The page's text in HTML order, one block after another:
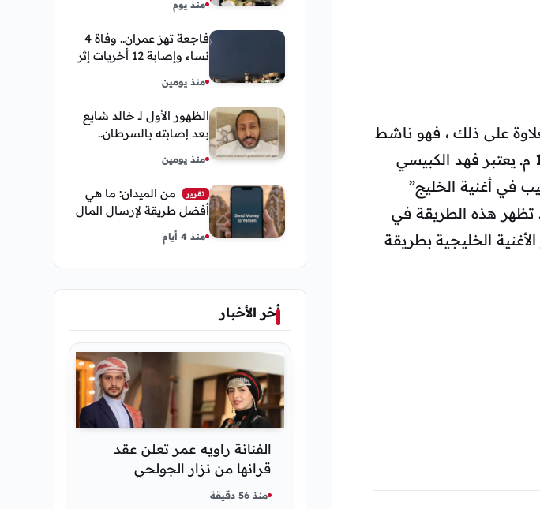
على ذلك ، فهو ناشط
اجتماعي وعارض أزياء قطري. ولد في الثاني عشر من أبريل عام 1981 م. يعتبر فهد الكبيسي
في أغنية الخليج”
تظهر هذه الطريقة في
الخليجية بطريقة
مناصبه
منذ يوم
فاجعة تهز عمران.. وفاة 4
نساء وإصابة 12 أخريات إثر
اجتماعية
منذ يومين
الظهور الأول لـ خالد شايع
بعد إصابته بالسرطان..
رحلة العلاج
منذ يومين
تقرير
من الميدان: ما هي
أفضل طريقة لإرسال المال
إلى اليمن من السعودية
وأمريكا
منذ 4 أيام
أخر الأخبار
الفنانة راويه عمر تعلن عقد
قرانها من نزار الجولحي
منذ 56 دقيقة